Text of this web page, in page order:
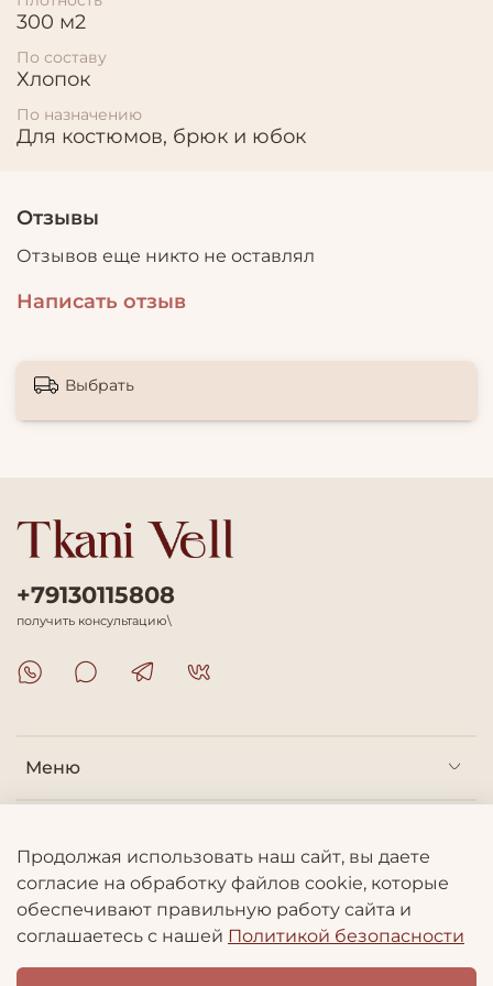
300 м2
По составу
Хлопок
По назначению
Для костюмов, брюк и юбок
Отзывы
Отзывов еще никто не оставлял
Написать отзыв
Выбрать
Меню
Информация
+79130115808
получить консультацию\
Продолжая использовать наш сайт, вы даете
согласие на обработку файлов cookie, которые
обеспечивают правильную работу сайта и
соглашаетесь с нашей Политикой безопасности